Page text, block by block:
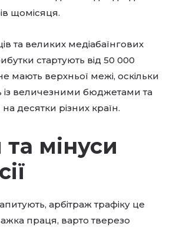
щомісяця.
та великих медіабаїнгових
стартують від 50 000
мають верхньої межі, оскільки
величезними бюджетами та
десятки різних країн.
мінуси
арбітраж трафіку це
праця, варто тверезо